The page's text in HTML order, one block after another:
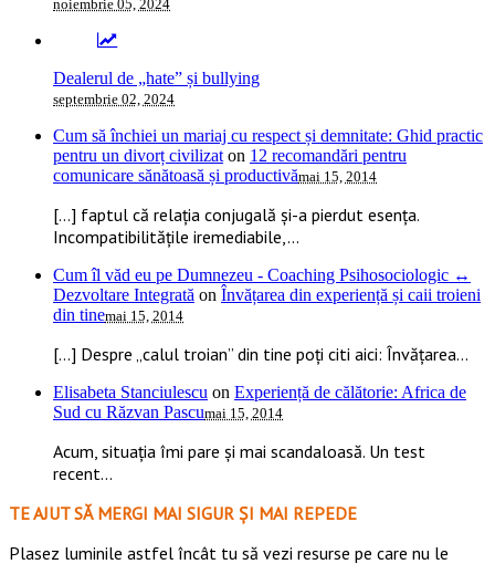
noiembrie 05, 2024
Dealerul de „hate” și bullying
septembrie 02, 2024
Cum să închiei un mariaj cu respect și demnitate: Ghid practic
pentru un divorț civilizat on 12 recomandări pentru
comunicare sănătoasă și productivămai 15, 2014
[…] faptul că relația conjugală și-a pierdut esența.
Incompatibilitățile iremediabile,...
Cum îl văd eu pe Dumnezeu - Coaching Psihosociologic ↔
Dezvoltare Integrată on Învățarea din experiență și caii troieni
din tinemai 15, 2014
[…] Despre „calul troian” din tine poți citi aici: Învățarea...
Elisabeta Stanciulescu on Experiență de călătorie: Africa de
Sud cu Răzvan Pascumai 15, 2014
Acum, situația îmi pare și mai scandaloasă. Un test
recent...
TE AJUT SĂ MERGI MAI SIGUR ȘI MAI REPEDE
​​Plasez luminile astfel încât tu să vezi resurse pe care nu le